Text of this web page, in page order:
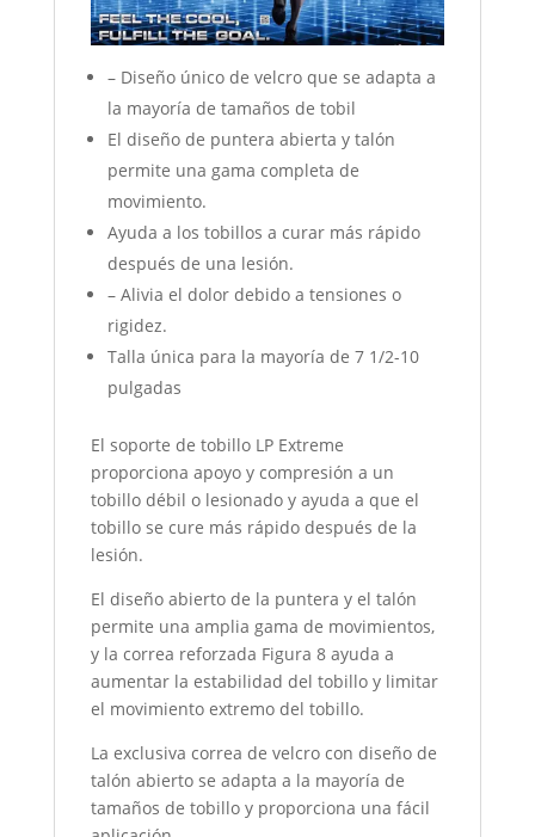
– Diseño único de velcro que se adapta a
la mayoría de tamaños de tobil
El diseño de puntera abierta y talón
permite una gama completa de
movimiento.
Ayuda a los tobillos a curar más rápido
después de una lesión.
– Alivia el dolor debido a tensiones o
rigidez.
Talla única para la mayoría de 7 1/2-10
pulgadas
El soporte de tobillo LP Extreme
proporciona apoyo y compresión a un
tobillo débil o lesionado y ayuda a que el
tobillo se cure más rápido después de la
lesión.
El diseño abierto de la puntera y el talón
permite una amplia gama de movimientos,
y la correa reforzada Figura 8 ayuda a
aumentar la estabilidad del tobillo y limitar
el movimiento extremo del tobillo.
La exclusiva correa de velcro con diseño de
talón abierto se adapta a la mayoría de
tamaños de tobillo y proporciona una fácil